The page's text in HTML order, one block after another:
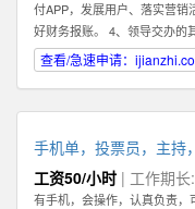
付APP，发展用户、落实营
好财务报账。 4、领导交办的
展、维护 6、根据市场业务发
见。 7、迅速反馈目标市场客
吃苦耐劳的精神，能够在压
意识，可以与客户进行良好的
吃苦耐劳的精神，能够在压力
意识，可以与客户进行良好的
查看/急速申请：
手机单，投票员，主持
工资50/小时 | 工作期长
有手机，会操作，认真负责